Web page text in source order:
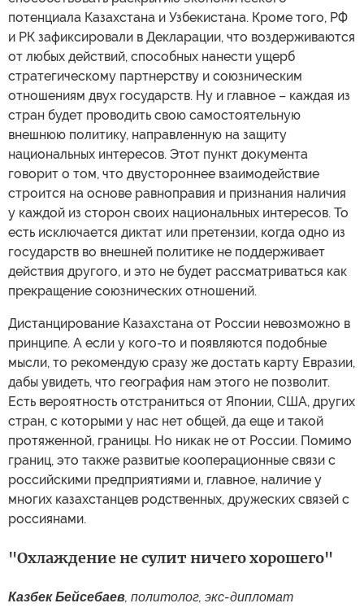
потенциала Казахстана и Узбекистана. Кроме того, РФ
и РК зафиксировали в Декларации, что воздерживаются
от любых действий, способных нанести ущерб
стратегическому партнерству и союзническим
отношениям двух государств. Ну и главное – каждая из
стран будет проводить свою самостоятельную
внешнюю политику, направленную на защиту
национальных интересов. Этот пункт документа
говорит о том, что двустороннее взаимодействие
строится на основе равноправия и признания наличия
у каждой из сторон своих национальных интересов. То
есть исключается диктат или претензии, когда одно из
государств во внешней политике не поддерживает
действия другого, и это не будет рассматриваться как
прекращение союзнических отношений.
Дистанцирование Казахстана от России невозможно в
принципе. А если у кого-то и появляются подобные
мысли, то рекомендую сразу же достать карту Евразии,
дабы увидеть, что география нам этого не позволит.
Есть вероятность отстраниться от Японии, США, других
стран, с которыми у нас нет общей, да еще и такой
протяженной, границы. Но никак не от России. Помимо
границ, это также развитые кооперационные связи с
российскими предприятиями и, главное, наличие у
многих казахстанцев родственных, дружеских связей с
россиянами.
"Охлаждение не сулит ничего хорошего"
Казбек Бейсебаев, политолог, экс-дипломат